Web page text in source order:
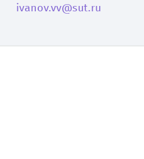
ivanov.vv@sut.ru